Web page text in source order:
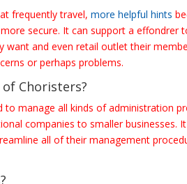
frequently travel,more helpful hints
secure. It can support a effondrer
and even retail outlet their
or perhaps problems.
Choristers?
manage all kinds of administration
companies to smaller businesses.
all of their management